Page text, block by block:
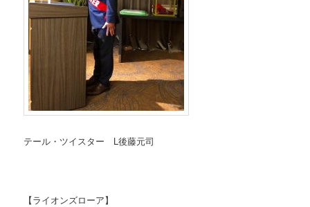
テール・ツイスター L後藤元司
【ライオンズローア】